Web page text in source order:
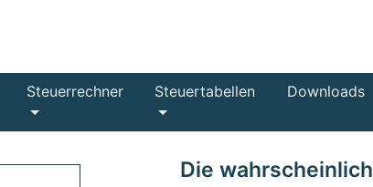
Steuerrechner Steuertabellen Downloads
Die wahrscheinlich